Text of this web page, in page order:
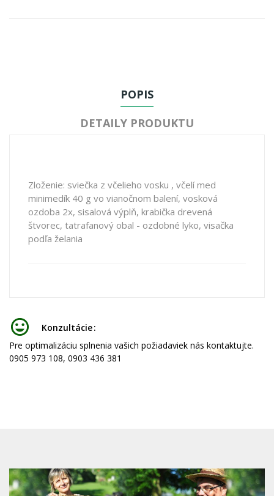
POPIS
DETAILY PRODUKTU
Zloženie: sviečka z včelieho vosku , včelí med
minimedík 40 g vo vianočnom balení, vosková
ozdoba 2x, sisalová výplň, krabička drevená
štvorec, tatrafanový obal - ozdobné lyko, visačka
podľa želania
Konzultácie
Pre optimalizáciu splnenia vašich požiadaviek nás kontaktujte.
0905 973 108, 0903 436 381